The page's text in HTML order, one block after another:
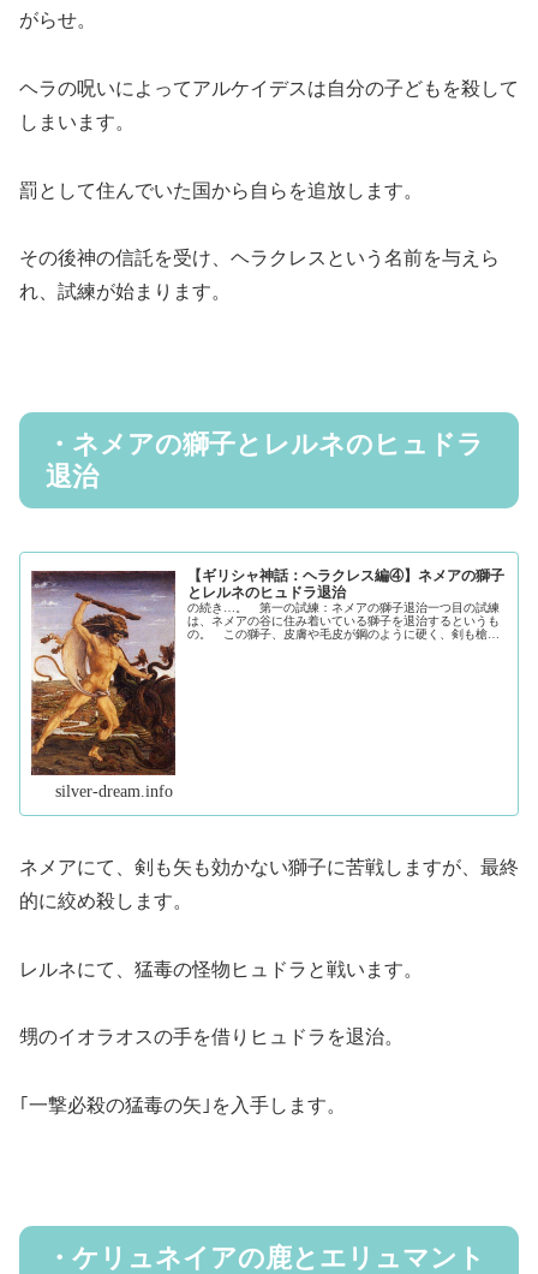
がらせ。
ヘラの呪いによってアルケイデスは自分の子どもを殺して
しまいます。
罰として住んでいた国から自らを追放します。
その後神の信託を受け、ヘラクレスという名前を与えら
れ、試練が始まります。
・ネメアの獅子とレルネのヒュドラ
退治
【ギリシャ神話：ヘラクレス編④】ネメアの獅子
とレルネのヒュドラ退治
の続き…。 第一の試練：ネメアの獅子退治一つ目の試練
は、ネメアの谷に住み着いている獅子を退治するというも
の。 この獅子、皮膚や毛皮が鋼のように硬く、剣も槍も
silver-dream.info
ネメアにて、剣も矢も効かない獅子に苦戦しますが、最終
的に絞め殺します。
レルネにて、猛毒の怪物ヒュドラと戦います。
甥のイオラオスの手を借りヒュドラを退治。
｢一撃必殺の猛毒の矢｣を入手します。
・ケリュネイアの鹿とエリュマント